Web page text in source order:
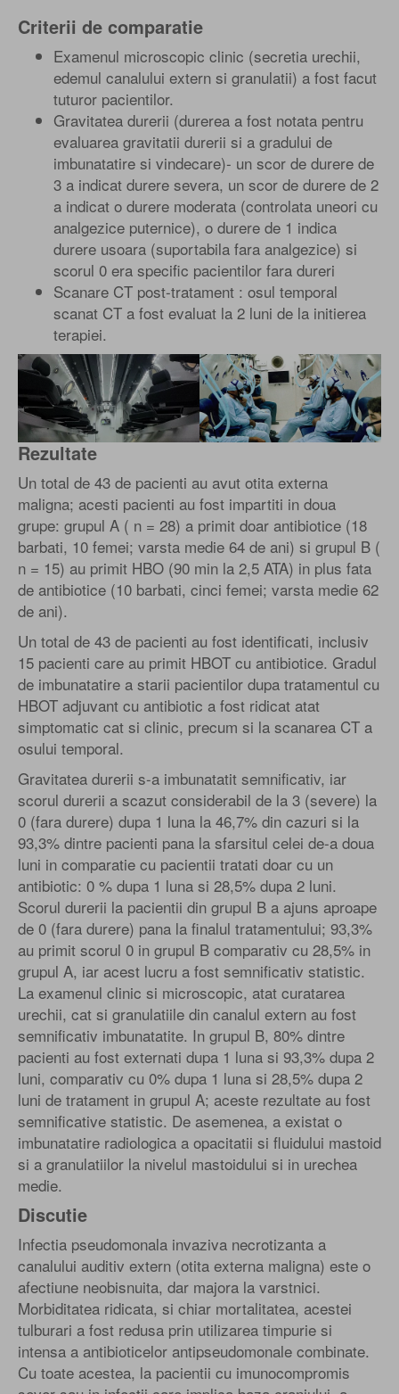
Criterii de comparatie
Examenul microscopic clinic (secretia urechii,
edemul canalului extern si granulatii) a fost facut
tuturor pacientilor.
Gravitatea durerii (durerea a fost notata pentru
evaluarea gravitatii durerii si a gradului de
imbunatatire si vindecare)- un scor de durere de
3 a indicat durere severa, un scor de durere de 2
a indicat o durere moderata (controlata uneori cu
analgezice puternice), o durere de 1 indica
durere usoara (suportabila fara analgezice) si
scorul 0 era specific pacientilor fara dureri
Scanare CT post-tratament : osul temporal
scanat CT a fost evaluat la 2 luni de la initierea
terapiei.
Rezultate
Un total de 43 de pacienti au avut otita externa
maligna; acesti pacienti au fost impartiti in doua
grupe: grupul A ( n = 28) a primit doar antibiotice (18
barbati, 10 femei; varsta medie 64 de ani) si grupul B (
n = 15) au primit HBO (90 min la 2,5 ATA) in plus fata
de antibiotice (10 barbati, cinci femei; varsta medie 62
de ani).
Un total de 43 de pacienti au fost identificati, inclusiv
15 pacienti care au primit HBOT cu antibiotice. Gradul
de imbunatatire a starii pacientilor dupa tratamentul cu
HBOT adjuvant cu antibiotic a fost ridicat atat
simptomatic cat si clinic, precum si la scanarea CT a
osului temporal.
Gravitatea durerii s-a imbunatatit semnificativ, iar
scorul durerii a scazut considerabil de la 3 (severe) la
0 (fara durere) dupa 1 luna la 46,7% din cazuri si la
93,3% dintre pacienti pana la sfarsitul celei de-a doua
luni in comparatie cu pacientii tratati doar cu un
antibiotic: 0 % dupa 1 luna si 28,5% dupa 2 luni.
Scorul durerii la pacientii din grupul B a ajuns aproape
de 0 (fara durere) pana la finalul tratamentului; 93,3%
au primit scorul 0 in grupul B comparativ cu 28,5% in
grupul A, iar acest lucru a fost semnificativ statistic.
La examenul clinic si microscopic, atat curatarea
urechii, cat si granulatiile din canalul extern au fost
semnificativ imbunatatite. In grupul B, 80% dintre
pacienti au fost externati dupa 1 luna si 93,3% dupa 2
luni, comparativ cu 0% dupa 1 luna si 28,5% dupa 2
luni de tratament in grupul A; aceste rezultate au fost
semnificative statistic. De asemenea, a existat o
imbunatatire radiologica a opacitatii si fluidului mastoid
si a granulatiilor la nivelul mastoidului si in urechea
medie.
Discutie
Infectia pseudomonala invaziva necrotizanta a
canalului auditiv extern (otita externa maligna) este o
afectiune neobisnuita, dar majora la varstnici.
Morbiditatea ridicata, si chiar mortalitatea, acestei
tulburari a fost redusa prin utilizarea timpurie si
intensa a antibioticelor antipseudomonale combinate.
Cu toate acestea, la pacientii cu imunocompromis